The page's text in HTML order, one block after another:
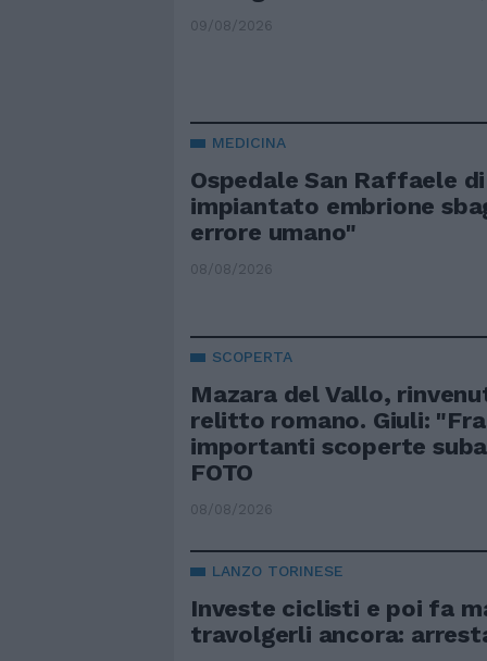
09/08/2026
MEDICINA
Ospedale San Raffaele
impiantato embrione
errore umano"
08/08/2026
SCOPERTA
Mazara del Vallo,
relitto romano. Giuli:
importanti scoperte
FOTO
08/08/2026
LANZO TORINESE
Investe ciclisti e poi fa
travolgerli ancora: